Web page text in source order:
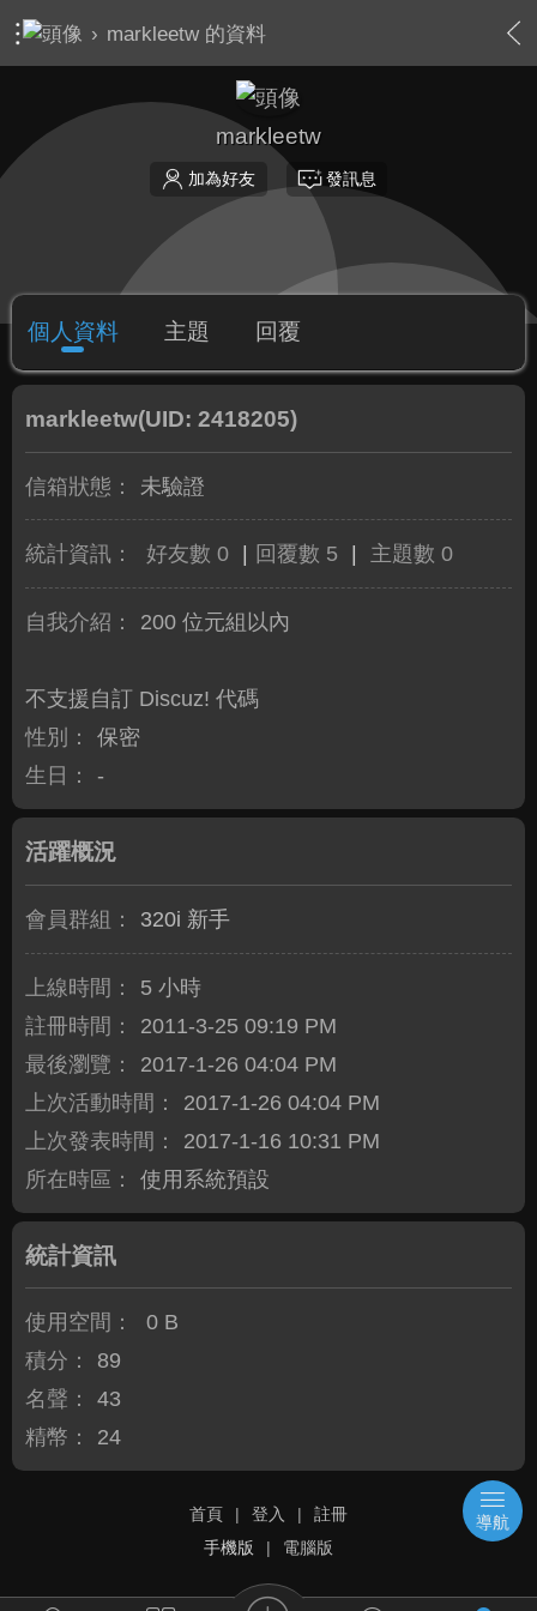
› markleetw 的資料
markleetw
加為好友 發訊息
個人資料 主題 回覆
markleetw(UID: 2418205)
信箱狀態： 未驗證
統計資訊： 好友數 0 回覆數 5 主題數 0
自我介紹： 200 位元組以內
不支援自訂 Discuz! 代碼
性別：
保密
生日：
-
活躍概況
會員群組： 320i 新手
上線時間：
5 小時
註冊時間：
2011-3-25 09:19 PM
最後瀏覽：
2017-1-26 04:04 PM
上次活動時間：
2017-1-26 04:04 PM
上次發表時間：
2017-1-16 10:31 PM
所在時區：
使用系統預設
統計資訊
使用空間：
0 B
積分：
89
名聲：
43
精幣：
24
首頁 | 登入 |
註冊
手機版
| 電腦版
導航